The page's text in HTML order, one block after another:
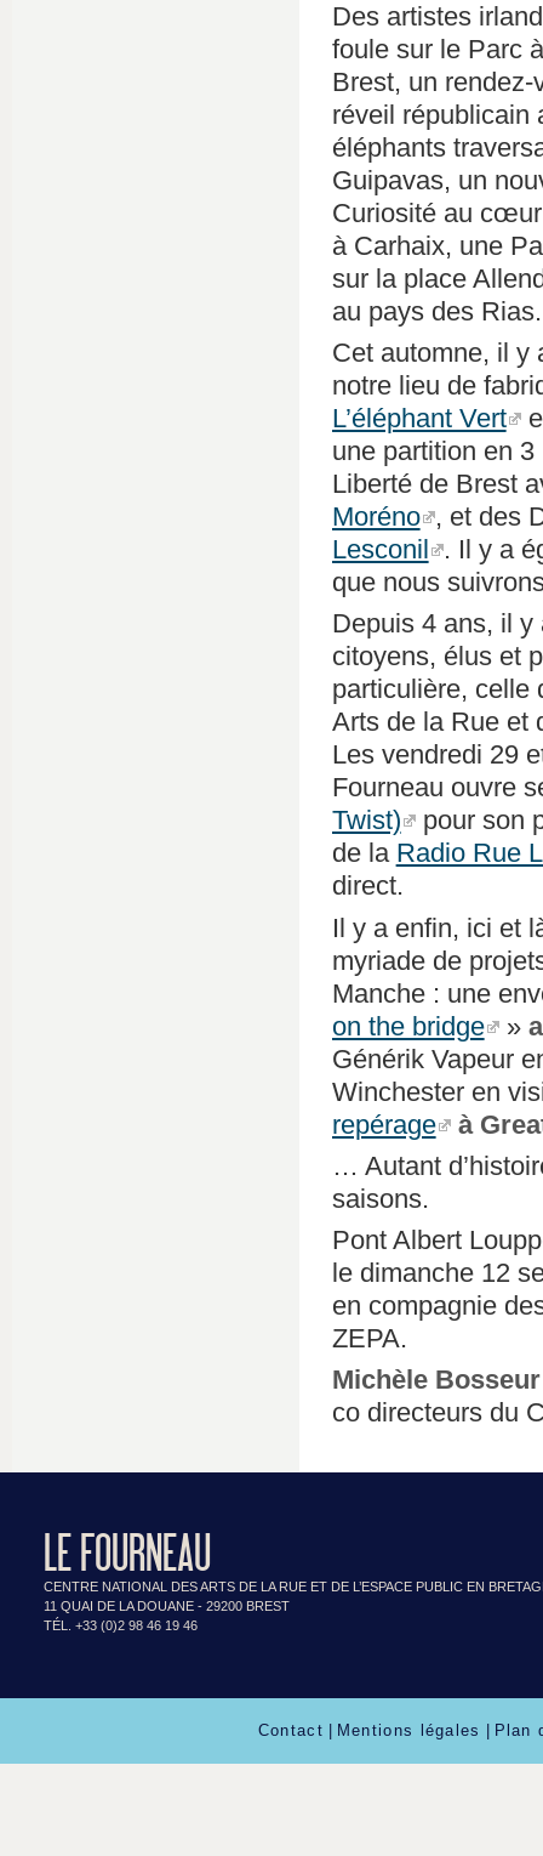
Des artistes
foule sur le Parc
Brest, un
réveil républicain
éléphants
Guipavas, un
Curiosité au
à Carhaix, une
sur la place
au pays des
Cet automne, il y
notre lieu de
L’éléphant Vert
une partition en
Liberté de Brest
Moréno , et des
Lesconil . Il y a
que nous
Depuis 4 ans, il y
citoyens, élus et
particulière, celle
Arts de la Rue et
Les vendredi 29
Fourneau ouvre
Twist) pour son
de la Radio Rue
direct.
Il y a enfin, ici et
myriade de
Manche : une
on the bridge »
Générik Vapeur
Winchester en
repérage
à
… Autant
saisons.
Pont Albert
le dimanche 12
en compagnie
ZEPA.
Michèle
co directeurs du
LE FOURNEAU
CENTRE NATIONAL DES ARTS DE LA RUE ET DE L’ESPACE PUBLIC EN
11 QUAI DE LA DOUANE - 29200 BREST
TÉL. +33 (0)2 98 46 19 46
Contact Mentions légales Plan